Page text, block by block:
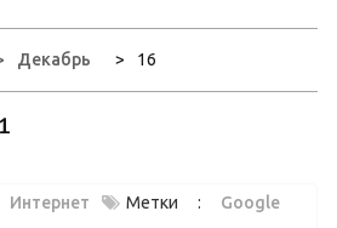
Декабрь 16
Интернет Метки : Google